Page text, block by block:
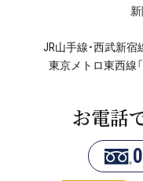
JR山手線・西武新宿
東京メトロ東西線
お電話